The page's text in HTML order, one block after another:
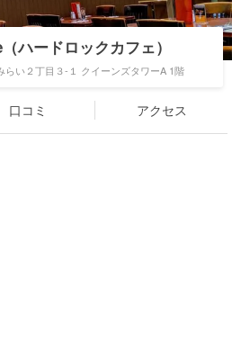
ハードロックカフェ）
らい２丁目３-１ クイーンズタワーA 1階
口コミ アクセス